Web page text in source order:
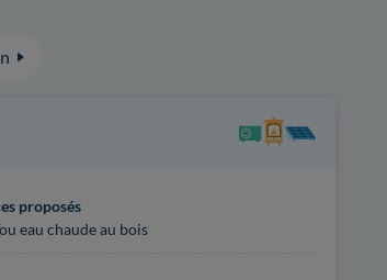
proposés
eau chaude au bois